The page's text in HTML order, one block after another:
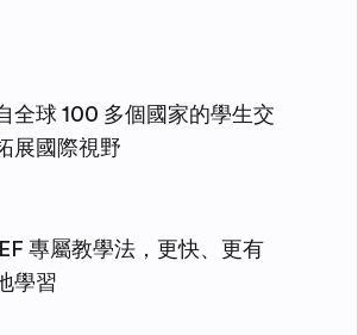
全球 100 多個國家的學生交
展國際視野
專屬教學法，更快、更有
學習